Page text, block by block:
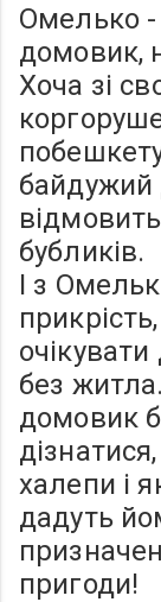
Омелько -
домовик,
Хоча зі
байдужий
бубликів.
І з
без
домовик
халепи і
дадуть
пригоди!